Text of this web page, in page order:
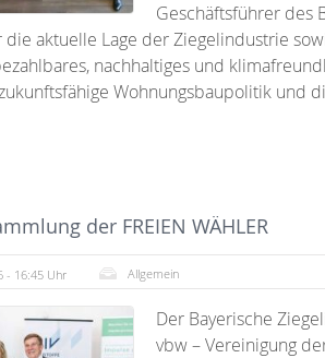
Geschäftsführer des
aktuelle Lage der Ziegelindustrie
nachhaltiges und
Wohnungsbaupolitik und
der FREIEN WÄHLER
- 16:45 Uhr Allgemein
Der Bayerische
vbw – Vereinigung